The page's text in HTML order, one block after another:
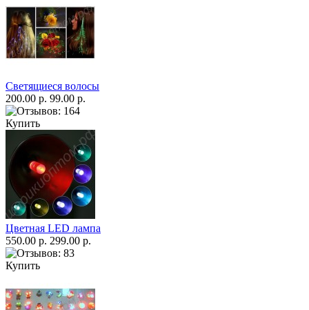
Светящиеся волосы
200.00 р. 99.00 р.
Купить
Цветная LED лампа
550.00 р. 299.00 р.
Купить